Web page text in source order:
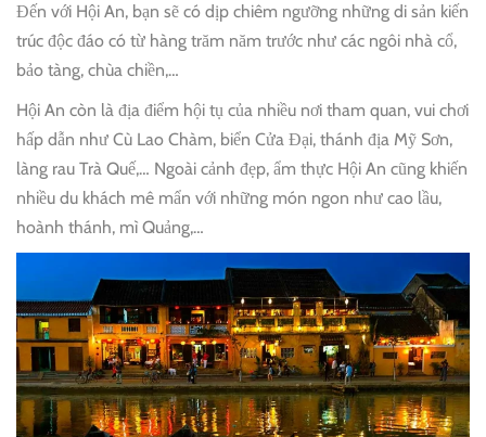
Đến với Hội An, bạn sẽ có dịp chiêm ngưỡng những di sản kiến
trúc độc đáo có từ hàng trăm năm trước như các ngôi nhà cổ,
bảo tàng, chùa chiền,…
Hội An còn là địa điểm hội tụ của nhiều nơi tham quan, vui chơi
hấp dẫn như Cù Lao Chàm, biển Cửa Đại, thánh địa Mỹ Sơn,
làng rau Trà Quế,… Ngoài cảnh đẹp, ẩm thực Hội An cũng khiến
nhiều du khách mê mẩn với những món ngon như cao lầu,
hoành thánh, mì Quảng,…